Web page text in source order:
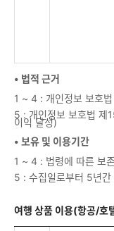
• 법적 근거
1 ~ 4 : 개인정보 보호
5 : 개인정보 보호법 제
이익 달성)
• 보유 및 이용기간
1 ~ 4 : 법령에 따른 보
5 : 수집일로부터 5년간
여행 상품 이용(항공/호